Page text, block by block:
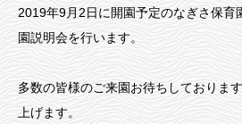
2019年9月2日に開園予定のなぎさ保育
園説明会を行います。
多数の皆様のご来園お待ちしておりま
上げます。